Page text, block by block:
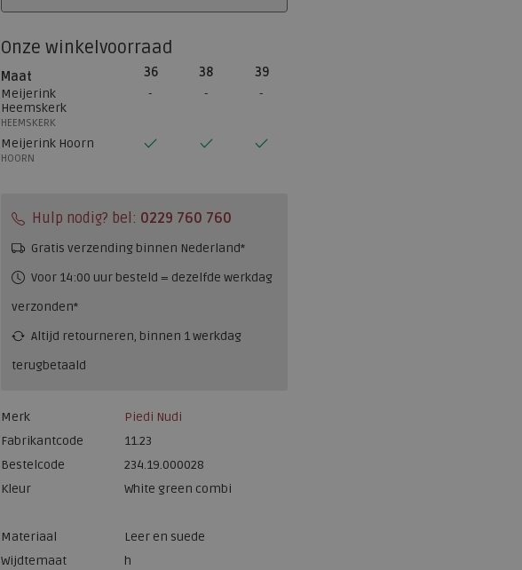
Onze winkelvoorraad
Maat 36 38
39
Meijerink
Heemskerk
HEEMSKERK
Meijerink Hoorn
HOORN
Hulp nodig? bel: 0229 760 760
Gratis verzending binnen Nederland*
Voor 14:00 uur besteld = dezelfde werkdag
verzonden*
Altijd retourneren, binnen 1 werkdag
terugbetaald
Merk
Piedi Nudi
Fabrikantcode
11.23
Bestelcode
234.19.000028
Kleur
White green combi
Materiaal
Leer en suede
Wijdtemaat
h